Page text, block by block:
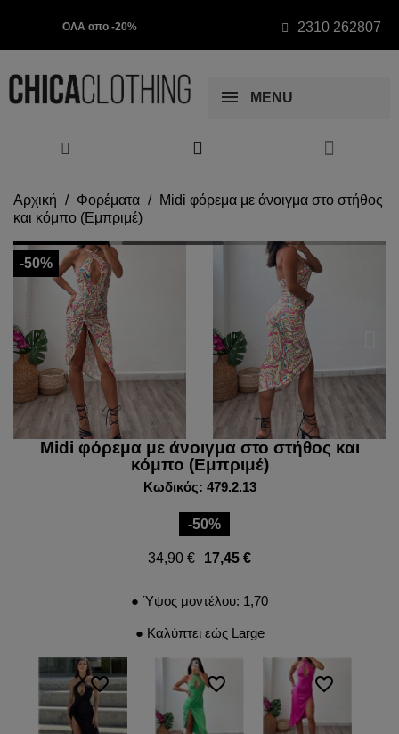
ΟΛΑ απο -20% 2310 262807
MENU
Αρχική Φορέματα
Midi φόρεμα με άνοιγμα στο στήθος
και κόμπο (Εμπριμέ)
-50%
Midi φόρεμα με άνοιγμα στο στήθος και
κόμπο (Εμπριμέ)
Κωδικός: 479.2.13
-50%
34,90 € 17,45 €
● Ύψος μοντέλου: 1,70
● Καλύπτει εώς Large
favorite_border favorite_border favorite_border